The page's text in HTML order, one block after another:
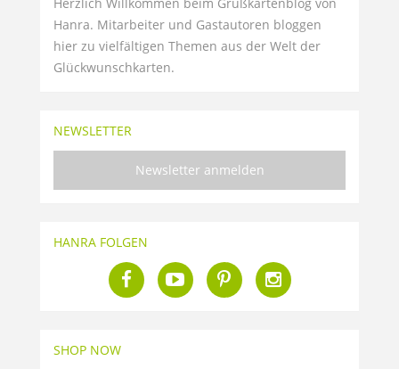
Hanra. Mitarbeiter und Gastautoren bloggen
hier zu vielfältigen Themen aus der Welt der
Glückwunschkarten.
NEWSLETTER
Newsletter anmelden
HANRA FOLGEN
SHOP NOW